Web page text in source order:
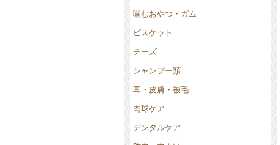
噛むおやつ・ガム
ビスケット
チーズ
シャンプー類
耳・皮膚・被毛
肉球ケア
デンタルケア